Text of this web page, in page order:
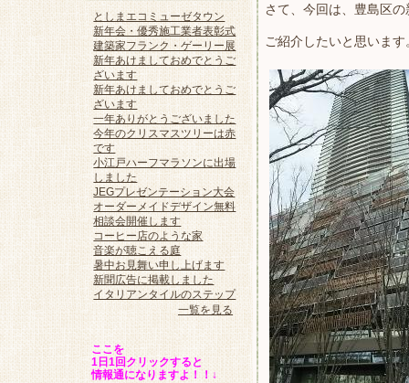
さて、今回は、豊島区
ご紹介したいと思います
としまエコミューゼタウン
新年会・優秀施工業者表彰式
建築家フランク・ゲーリー展
新年あけましておめでとうご
ざいます
新年あけましておめでとうご
ざいます
一年ありがとうございました
今年のクリスマスツリーは赤
です
小江戸ハーフマラソンに出場
しました
JEGプレゼンテーション大会
オーダーメイドデザイン無料
相談会開催します
コーヒー店のような家
音楽が聴こえる庭
暑中お見舞い申し上げます
新聞広告に掲載しました
イタリアンタイルのステップ
一覧を見る
ここを
1日1回クリックすると
情報通になりますよ！！↓